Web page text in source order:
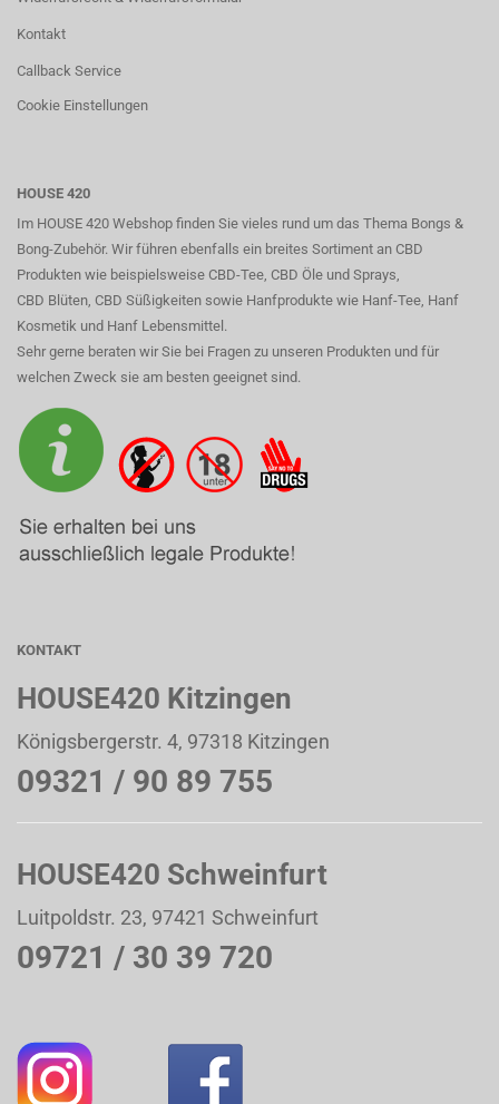
Kontakt
Callback Service
Cookie Einstellungen
HOUSE 420
Im HOUSE 420 Webshop finden Sie vieles rund um das Thema Bongs &
Bong-Zubehör. Wir führen ebenfalls ein breites Sortiment an CBD
Produkten wie beispielsweise CBD-Tee, CBD Öle und Sprays,
CBD Blüten, CBD Süßigkeiten sowie Hanfprodukte wie Hanf-Tee, Hanf
Kosmetik und Hanf Lebensmittel.
Sehr gerne beraten wir Sie bei Fragen zu unseren Produkten und für
welchen Zweck sie am besten geeignet sind.
KONTAKT
HOUSE420 Kitzingen
Königsbergerstr. 4, 97318 Kitzingen
09321 / 90 89 755
HOUSE420 Schweinfurt
Luitpoldstr. 23, 97421 Schweinfurt
09721 / 30 39 720